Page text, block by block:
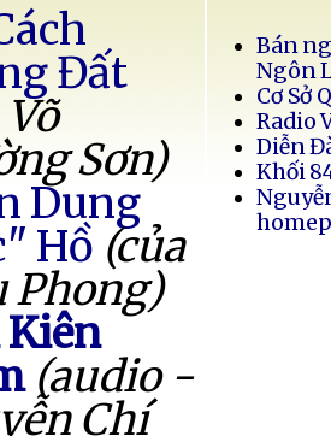
Đất
Sơn)
Dung
Hồ (của
Phong)
(audio -
Chí
Bán
Ngôn
Cơ Sở
Radio
Diễn
Khối